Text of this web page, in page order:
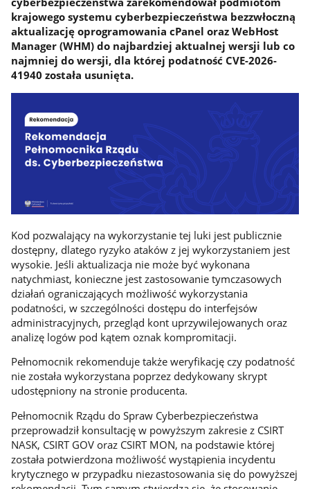
krajowego systemu cyberbezpieczeństwa bezzwłoczną
aktualizację oprogramowania cPanel oraz WebHost
Manager (WHM) do najbardziej aktualnej wersji lub co
najmniej do wersji, dla której podatność CVE-2026-
41940 została usunięta.
Kod pozwalający na wykorzystanie tej luki jest publicznie
dostępny, dlatego ryzyko ataków z jej wykorzystaniem jest
wysokie. Jeśli aktualizacja nie może być wykonana
natychmiast, konieczne jest zastosowanie tymczasowych
działań ograniczających możliwość wykorzystania
podatności, w szczególności dostępu do interfejsów
administracyjnych, przegląd kont uprzywilejowanych oraz
analizę logów pod kątem oznak kompromitacji.
Pełnomocnik rekomenduje także weryfikację czy podatność
nie została wykorzystana poprzez dedykowany skrypt
udostępniony na stronie producenta.
Pełnomocnik Rządu do Spraw Cyberbezpieczeństwa
przeprowadził konsultację w powyższym zakresie z CSIRT
NASK, CSIRT GOV oraz CSIRT MON, na podstawie której
została potwierdzona możliwość wystąpienia incydentu
krytycznego w przypadku niezastosowania się do powyższej